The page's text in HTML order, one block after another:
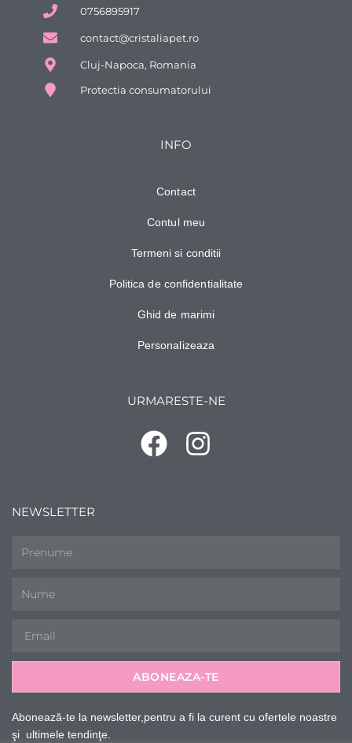
0756895917
contact@cristaliapet.ro
Cluj-Napoca, Romania
Protectia consumatorului
INFO
Contact
Contul meu
Termeni si conditii
Politica de confidentialitate
Ghid de marimi
Personalizeaza
URMARESTE-NE
NEWSLETTER
ABONEAZA-TE
Abonează-te la newsletter,pentru a fi la curent cu ofertele noastre
şi ultimele tendinţe.